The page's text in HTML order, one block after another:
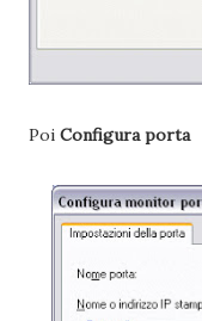
Poi Configura porta